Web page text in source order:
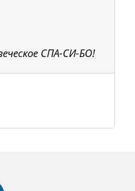
СПА-СИ-БО!